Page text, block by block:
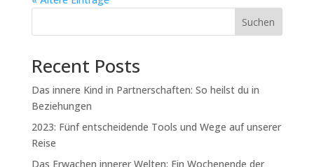
Suchen
Recent Posts
Das innere Kind in Partnerschaften: So heilst du in
Beziehungen
2023: Fünf entscheidende Tools und Wege auf unserer
Reise
Das Erwachen innerer Welten: Ein Wochenende der